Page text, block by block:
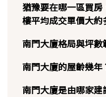
猶豫要在哪一區買
樓平均成交單價大約
南門大廈格局與坪數
南門大廈的屋齡幾年
南門大廈是由哪家建